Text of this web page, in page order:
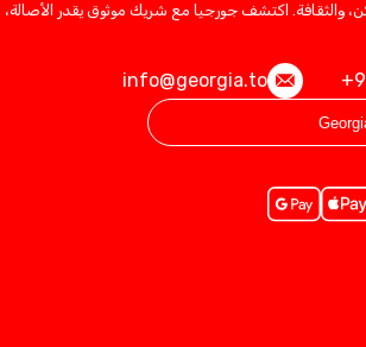
والثقافة. اكتشف جورجيا مع شريك موثوق يقدر الأصالة،
info@georgia.to